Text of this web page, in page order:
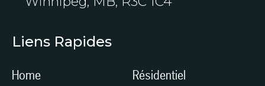
Liens Rapides
Home
Résidentiel